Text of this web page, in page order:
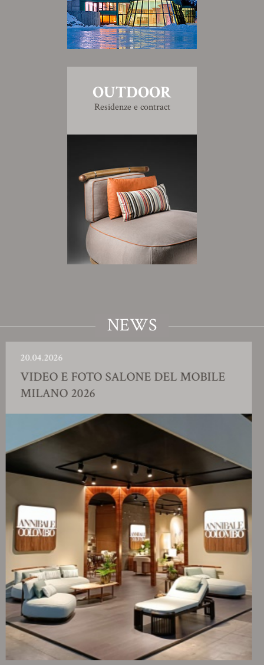
OUTDOOR
Residenze e contract
NEWS
E FOTO SALONE DEL MOBILE
2026